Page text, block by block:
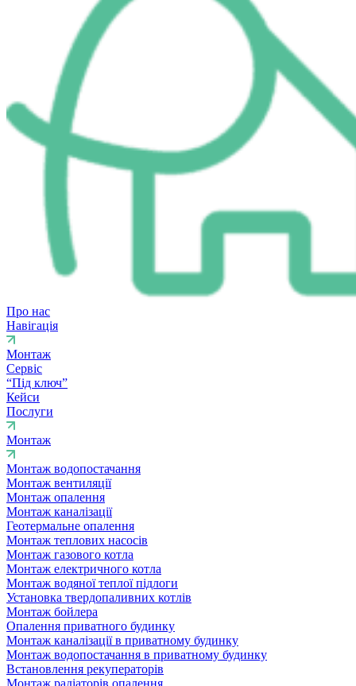
Про нас
Навігація
Монтаж
Сервіс
“Під ключ”
Кейси
Послуги
Монтаж
Монтаж водопостачання
Монтаж вентиляції
Монтаж опалення
Монтаж каналізації
Геотермальне опалення
Монтаж теплових насосів
Монтаж газового котла
Монтаж електричного котла
Монтаж водяної теплої підлоги
Установка твердопаливних котлів
Монтаж бойлера
Опалення приватного будинку
Монтаж каналізації в приватному будинку
Монтаж водопостачання в приватному будинку
Встановлення рекуператорів
Монтаж радіаторів опалення